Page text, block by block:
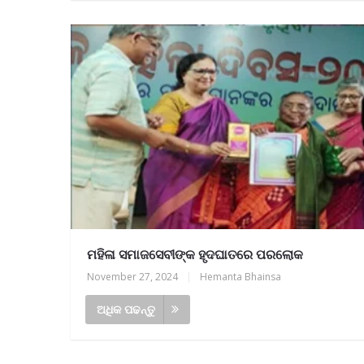
ମହିଳା ସମାଜସେବୀଙ୍କ ହୃଦଘାତରେ ପରଲୋକ
November 27, 2024 Hemanta Bhainsa
ଅଧିକ ପଢନ୍ତୁ